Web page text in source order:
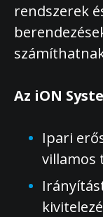
rendszerek
Az iON
Ipari
villamos